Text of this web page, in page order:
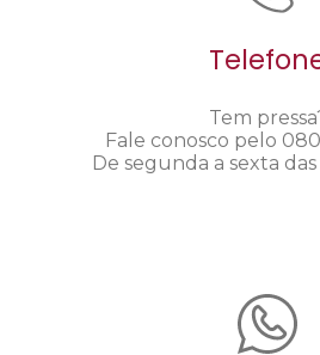
Tem
Fale conosco pelo
De segunda a sexta